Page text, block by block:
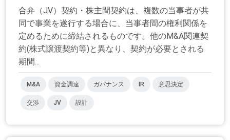
合弁（JV）契約・株主間契約は、複数の当事者が共
同で事業を遂行する場合に、当事者間の権利関係を
定めるために締結されるものです。他のM&A関連契
約(株式譲渡契約等)と異なり、契約が必要とされる
期間...
M&A 資金調達 ガバナンス IR 意思決定
交渉 JV 設計